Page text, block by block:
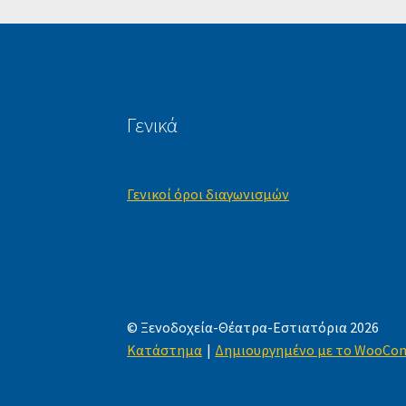
Γενικά
Γενικοί όροι διαγωνισμών
© Ξενοδοχεία-Θέατρα-Εστιατόρια 2026
Κατάστημα
Δημιουργημένο με το